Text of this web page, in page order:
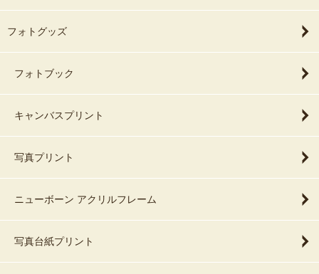
フォトグッズ
フォトブック
キャンバスプリント
写真プリント
ニューボーン アクリルフレーム
写真台紙プリント